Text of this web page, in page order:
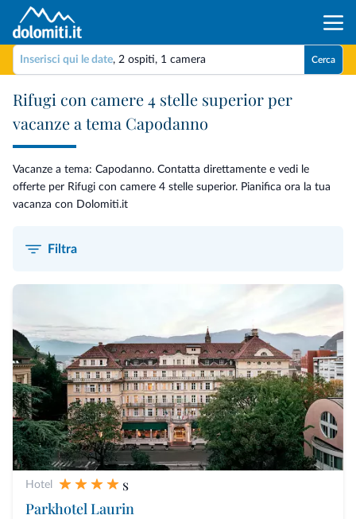
Inserisci qui le date, 2 ospiti, 1 camera Cerca
Rifugi con camere 4 stelle superior per
vacanze a tema Capodanno
Vacanze a tema: Capodanno. Contatta direttamente e vedi le
offerte per Rifugi con camere 4 stelle superior. Pianifica ora la tua
vacanza con Dolomiti.it
Filtra
Hotel
s
Parkhotel Laurin